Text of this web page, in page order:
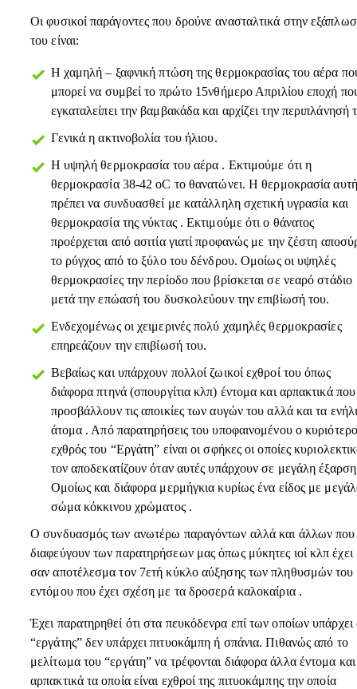
Οι φυσικοί παράγοντες που δρούνε ανασταλτικά στην
του είναι:
Η χαμηλή – ξαφνική πτώση της θερμοκρασίας του αέρα
μπορεί να συμβεί το πρώτο 15νθήμερο Απριλίου εποχή
εγκαταλείπει την βαμβακάδα και αρχίζει την περιπλάνησή
Γενικά η ακτινοβολία του ήλιου.
Η υψηλή θερμοκρασία του αέρα . Εκτιμούμε ότι η
θερμοκρασία 38-42 οC το θανατώνει. Η θερμοκρασία αυτή
πρέπει να συνδυασθεί με κατάλληλη σχετική υγρασία και
θερμοκρασία της νύκτας . Εκτιμούμε ότι ο θάνατος
προέρχεται από ασιτία γιατί προφανώς με την ζέστη
το ρύγχος από το ξύλο του δένδρου. Ομοίως οι υψηλές
θερμοκρασίες την περίοδο που βρίσκεται σε νεαρό στάδιο
μετά την επώασή του δυσκολεύουν την επιβίωσή του.
Ενδεχομένως οι χειμερινές πολύ χαμηλές θερμοκρασίες
επηρεάζουν την επιβίωσή του.
Βεβαίως και υπάρχουν πολλοί ζωικοί εχθροί του όπως
διάφορα πτηνά (σπουργίτια κλπ) έντομα και αρπακτικά που
προσβάλλουν τις αποικίες των αυγών του αλλά και τα
άτομα . Από παρατηρήσεις του υποφαινομένου ο
εχθρός του “Εργάτη” είναι οι σφήκες οι οποίες
τον αποδεκατίζουν όταν αυτές υπάρχουν σε μεγάλη
Ομοίως και διάφορα μερμήγκια κυρίως ένα είδος με
σώμα κόκκινου χρώματος .
Ο συνδυασμός των ανωτέρω παραγόντων αλλά και άλλων που
διαφεύγουν των παρατηρήσεων μας όπως μύκητες ιοί κλπ έχει
σαν αποτέλεσμα τον 7ετή κύκλο αύξησης των πληθυσμών του
εντόμου που έχει σχέση με τα δροσερά καλοκαίρια .
Έχει παρατηρηθεί ότι στα πευκόδενρα επί των οποίων υπάρχει
“εργάτης” δεν υπάρχει πιτυοκάμπη ή σπάνια. Πιθανώς από το
μελίτωμα του “εργάτη” να τρέφονται διάφορα άλλα έντομα και
αρπακτικά τα οποία είναι εχθροί της πιτυοκάμπης την οποία